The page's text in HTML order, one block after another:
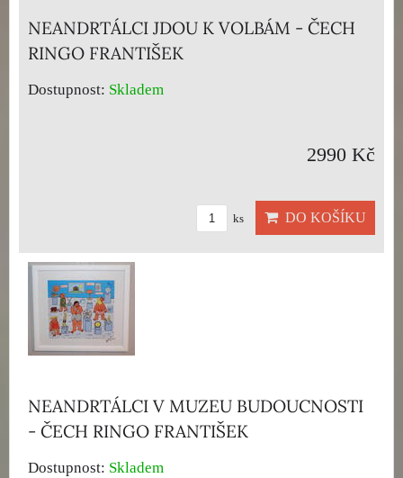
NEANDRTÁLCI JDOU K VOLBÁM - ČECH
RINGO FRANTIŠEK
Dostupnost: Skladem
2990 Kč
ks DO KOŠÍKU
NEANDRTÁLCI V MUZEU BUDOUCNOSTI
- ČECH RINGO FRANTIŠEK
Dostupnost: Skladem